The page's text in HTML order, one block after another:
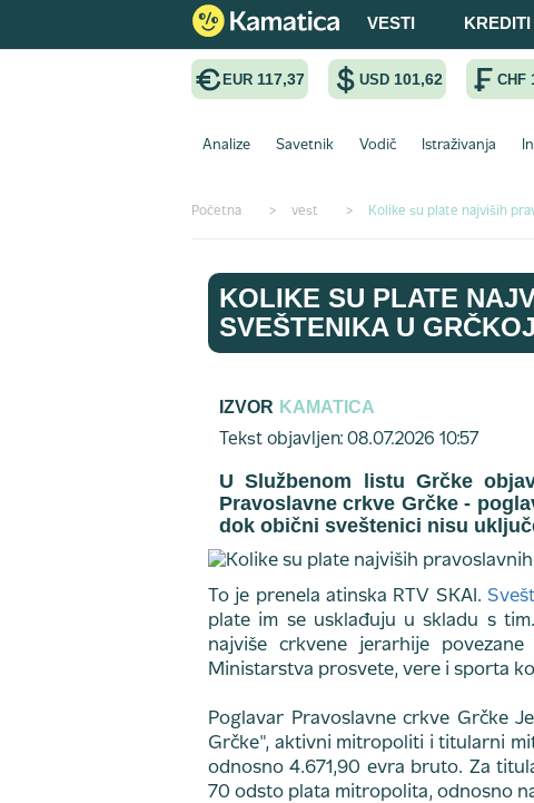
VESTI KREDITI
EUR 117,37 USD 101,62 CHF
Analize Savetnik Vodič Istraživanja
Početna > vest > Kolike su plate najviših
KOLIKE SU PLATE
SVEŠTENIKA U
IZVOR KAMATICA
Tekst objavljen: 08.07.2026 10:57
U Službenom listu Grčke
Pravoslavne crkve Grčke -
dok obični sveštenici nisu
To je prenela atinska RTV SKAI.
plate im se usklađuju u skladu s
najviše crkvene jerarhije
Ministarstva prosvete, vere i sporta
Poglavar Pravoslavne crkve Grčke
Grčke", aktivni mitropoliti i titularni
odnosno 4.671,90 evra bruto. Za
70 odsto plata mitropolita, odnosno